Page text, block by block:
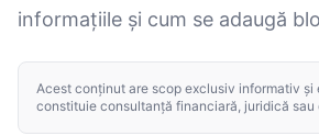
informațiile și cum se adaugă
Acest conținut are scop exclusiv informativ și
constituie consultanță financiară, juridică sau